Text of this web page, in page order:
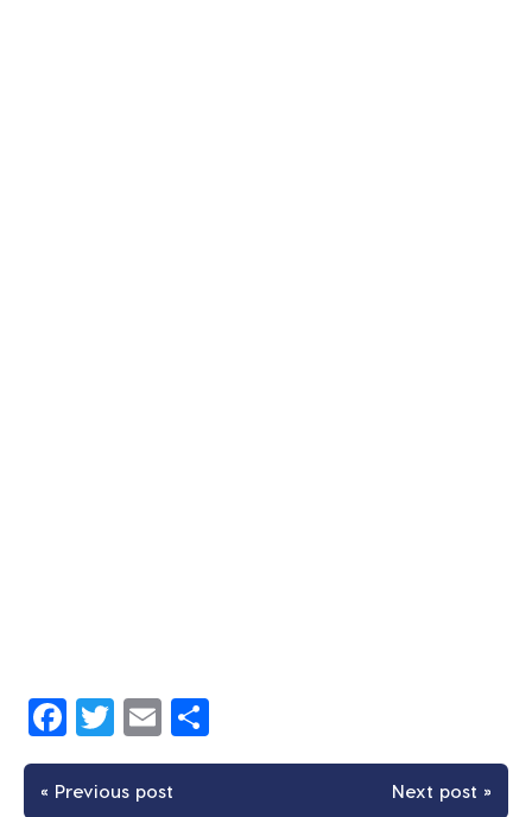
Facebook
Twitter
Email
« Previous post Next post »